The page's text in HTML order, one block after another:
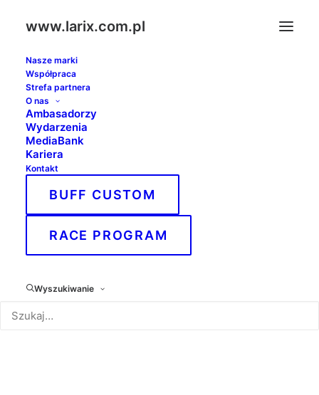
www.larix.com.pl
Nasze marki
Współpraca
Strefa partnera
O nas
Ambasadorzy
Wydarzenia
MediaBank
Kariera
Kontakt
BUFF CUSTOM
RACE PROGRAM
Wyszukiwanie